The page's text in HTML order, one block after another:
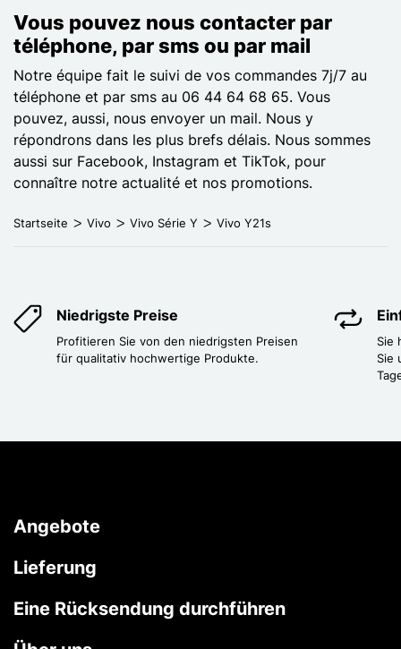
Vous pouvez nous contacter par
téléphone, par sms ou par mail
Notre équipe fait le suivi de vos commandes 7j/7 au
téléphone et par sms au 06 44 64 68 65. Vous
pouvez, aussi, nous envoyer un mail. Nous y
répondrons dans les plus brefs délais. Nous sommes
aussi sur Facebook, Instagram et TikTok, pour
connaître notre actualité et nos promotions.
Startseite Vivo Vivo Série Y Vivo Y21s
Niedrigste Preise
Profitieren Sie von den niedrigsten Preisen
für qualitativ hochwertige Produkte.
Sie
Sie
Angebote
Lieferung
Eine Rücksendung durchführen